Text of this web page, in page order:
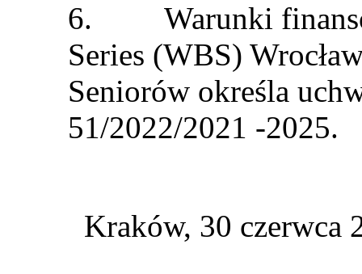
6. Warunki
Series (WBS)
Seniorów określa
51/2022/2021 -2025.
Kraków, 30 czerwca